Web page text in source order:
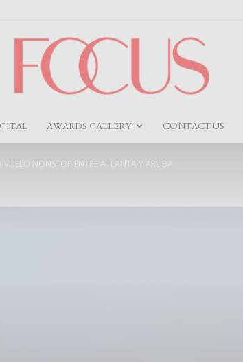
AWARDS GALLERY CONTACT US
VUELO NONSTOP ENTRE ATLANTA Y ARUBA